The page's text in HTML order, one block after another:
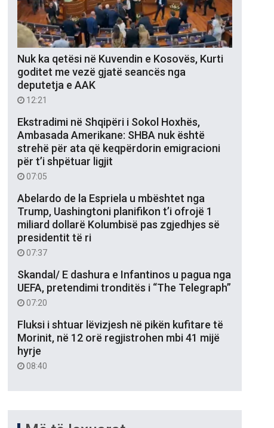
Nuk ka qetësi në Kuvendin e Kosovës, Kurti
goditet me vezë gjatë seancës nga
deputetja e AAK
12:21
Ekstradimi në Shqipëri i Sokol Hoxhës,
Ambasada Amerikane: SHBA nuk është
strehë për ata që keqpërdorin emigracioni
për t’i shpëtuar ligjit
07:05
Abelardo de la Espriela u mbështet nga
Trump, Uashingtoni planifikon t’i ofrojë 1
miliard dollarë Kolumbisë pas zgjedhjes së
presidentit të ri
07:37
Skandal/ E dashura e Infantinos u pagua nga
UEFA, pretendimi tronditës i “The Telegraph”
07:20
Fluksi i shtuar lëvizjesh në pikën kufitare të
Morinit, në 12 orë regjistrohen mbi 41 mijë
hyrje
08:40